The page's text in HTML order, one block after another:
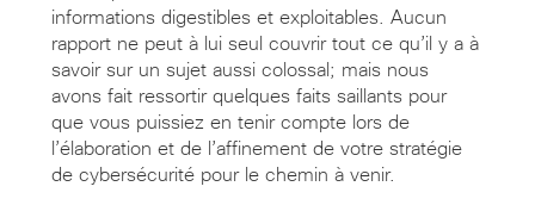
informations digestibles et exploitables. Aucun
rapport ne peut à lui seul couvrir tout ce qu’il y a à
savoir sur un sujet aussi colossal; mais nous
avons fait ressortir quelques faits saillants pour
que vous puissiez en tenir compte lors de
l’élaboration et de l’affinement de votre stratégie
de cybersécurité pour le chemin à venir.